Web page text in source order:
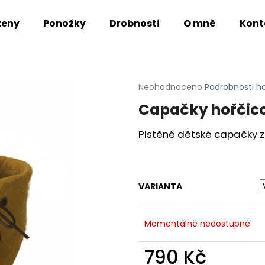
Ponožky Drobnosti O mně
Průměrné
produktu
0,0
Neohodnoceno Podrobnosti
Capačky
Plstěné dětské capačky
VARIANTA
Momentálně nedostupné
790 Kč
HLEDAT
MEDVĚD VLŇÁK
LIŠKA VLŇÁK